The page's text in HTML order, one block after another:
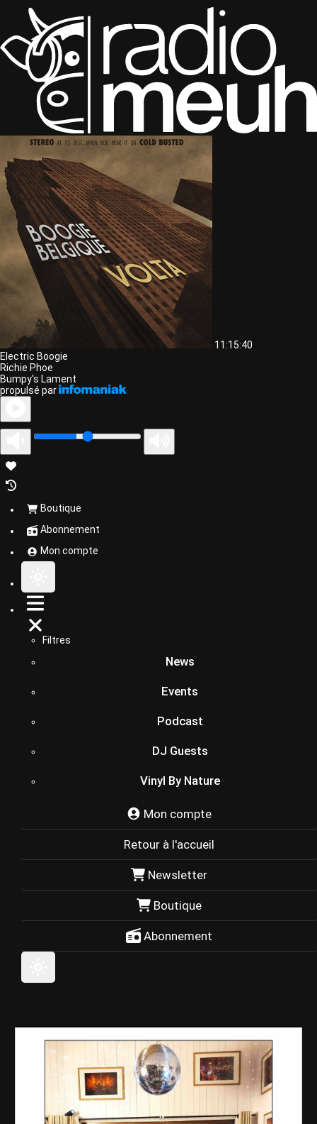
11:15:40
Electric Boogie
Richie Phoe
Bumpy's Lament
propulsé par
Boutique
Abonnement
Mon compte
Filtres
News
Events
Podcast
DJ Guests
Vinyl By Nature
Mon compte
Retour à l'accueil
Newsletter
Boutique
Abonnement